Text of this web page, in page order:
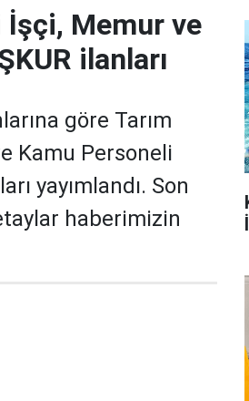
İşçi, Memur ve
ilanları
göre Tarım
Kamu Personeli
yayımlandı. Son
haberimizin